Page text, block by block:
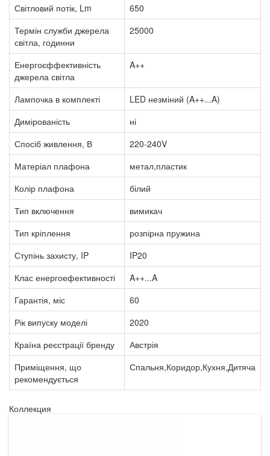
Світловий потік, Lm
650
Термін служби джерела
світла, годинни
25000
Енергоєффективність
джерела світла
A++
Лампочка в комплекті
LED незміний (A++...A)
Димірованість
ні
Спосіб живлення, В
220-240V
Матеріал плафона
метал,пластик
Колір плафона
білий
Тип включення
вимикач
Тип кріплення
розпірна пружина
Ступінь захисту, IP
IP20
Клас енергоефективності
A++...A
Гарантія, міс
60
Рік випуску моделі
2020
Країна реєстрації бренду
Австрія
Приміщення, що
рекомендується
Спальня,Коридор,Кухня,Дитяча
Коллекция